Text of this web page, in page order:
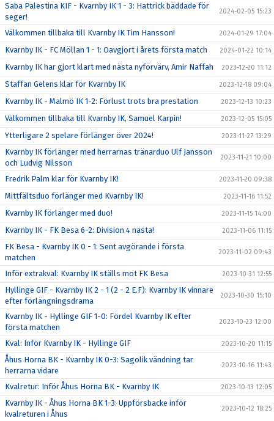
Saba Palestina KIF - Kvarnby IK 1 - 3: Hattrick bäddade för
seger!
2024-02-05 15:23
Välkommen tillbaka till Kvarnby IK Tim Hansson! 2024-01-29 17:04
Kvarnby IK - FC Möllan 1 - 1: Oavgjort i årets första match 2024-01-22 10:14
Kvarnby IK har gjort klart med nästa nyförvärv, Amir Naffah 2023-12-20 11:12
Staffan Gelens klar för Kvarnby IK 2023-12-18 09:04
Kvarnby IK - Malmö IK 1-2: Förlust trots bra prestation 2023-12-13 10:23
Välkommen tillbaka till Kvarnby IK, Samuel Karpin! 2023-12-05 15:05
Ytterligare 2 spelare förlänger över 2024! 2023-11-27 13:29
Kvarnby IK förlänger med herrarnas tränarduo Ulf Jansson
och Ludvig Nilsson
2023-11-21 10:00
Fredrik Palm klar för Kvarnby IK! 2023-11-20 09:38
Mittfältsduo förlänger med Kvarnby IK! 2023-11-16 11:52
Kvarnby IK förlänger med duo! 2023-11-15 14:00
Kvarnby IK - FK Besa 6-2: Division 4 nästa! 2023-11-06 11:15
FK Besa - Kvarnby IK 0 - 1: Sent avgörande i första
matchen
2023-11-02 09:43
Inför extrakval: Kvarnby IK ställs mot FK Besa 2023-10-31 12:55
Hyllinge GIF - Kvarnby IK 2 - 1 (2 - 2 E.F): Kvarnby IK vinnare
efter förlängningsdrama
2023-10-30 15:10
Kvarnby IK - Hyllinge GIF 1-0: Fördel Kvarnby IK efter
första matchen
2023-10-23 12:00
Kval: Inför Kvarnby IK - Hyllinge GIF 2023-10-20 11:15
Åhus Horna BK - Kvarnby IK 0-3: Sagolik vändning tar
herrarna vidare
2023-10-16 11:43
Kvalretur: Inför Åhus Horna BK - Kvarnby IK 2023-10-13 12:05
Kvarnby IK - Åhus Horna BK 1-3: Uppförsbacke inför
kvalreturen i Åhus
2023-10-12 18:25